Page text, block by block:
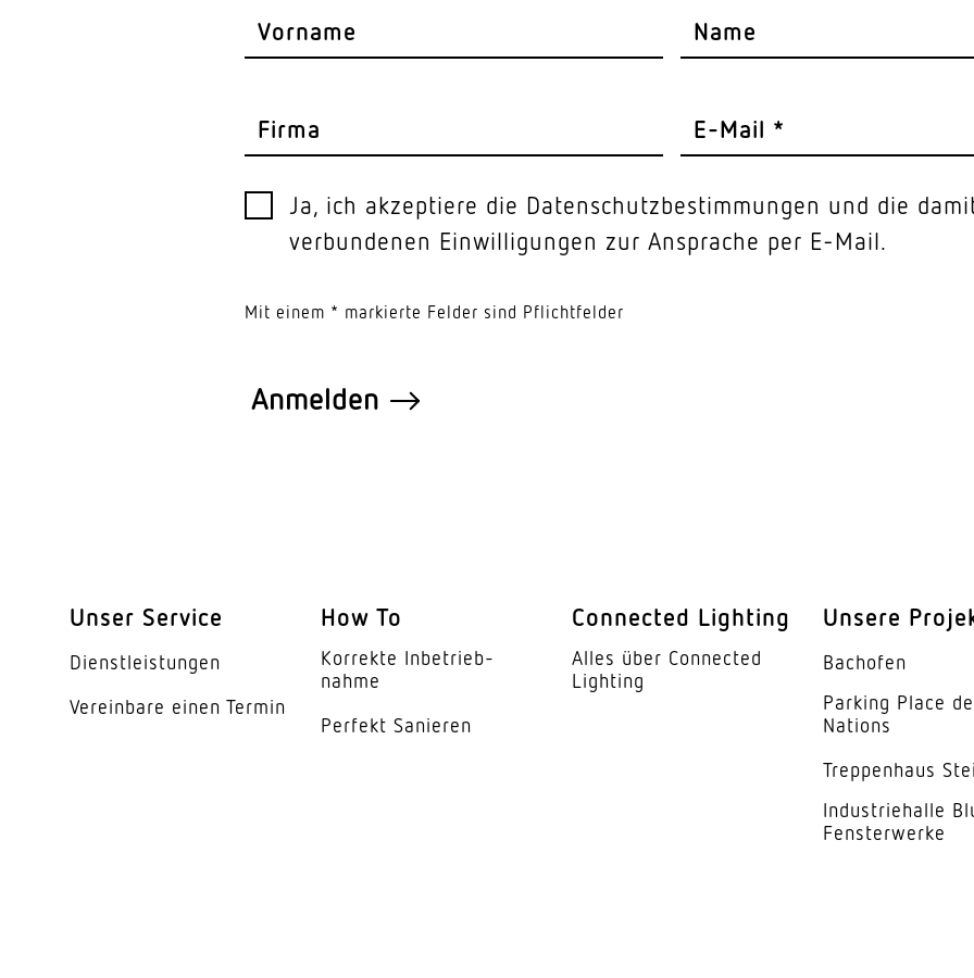
Vorname Name
Firma E-Mail *
Ja, ich akzeptiere die Datenschutzbestimmungen und die
verbundenen Einwilligungen zur Ansprache per E-Mail.
Mit einem * markierte Felder sind Pflichtfelder
Anmelden
Unser Service
Dienst­leis­tungen
Vereinbare einen Termin
How To
Korrekte Inbe­trieb­
nahme
Perfekt Sanieren
Connected Lighting
Alles über Connected
Lighting
Unsere
Bachofen
Parking Place
Nations
Trep­penhaus
Indus­trie­halle
Fensterwerke